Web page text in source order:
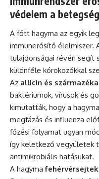
védelem a
A főtt hagyma az egyik
immunerősítő élelmiszer.
tulajdonságai révén segít
különféle kórokozókkal
Az allicin és
baktériumok, vírusok és
kimutatták, hogy a
megfázás és influenza
főzési folyamat ugyan
így keletkező vegyületek
antimikrobiális hatásukat.
A hagyma